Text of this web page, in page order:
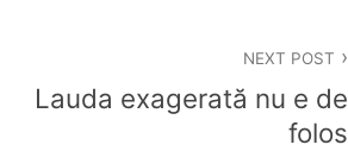
NEXT POST
Lauda exagerată nu e de
folos